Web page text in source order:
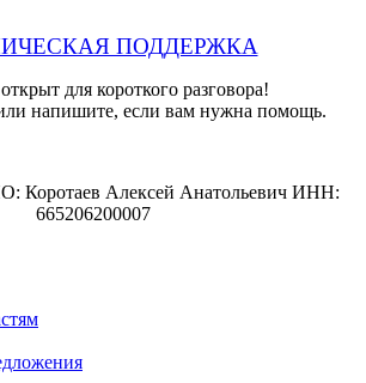
ПОДДЕРЖКА
для короткого разговора!
напишите, если вам нужна помощь.
Коротаев Алексей Анатольевич ИНН:
665206200007